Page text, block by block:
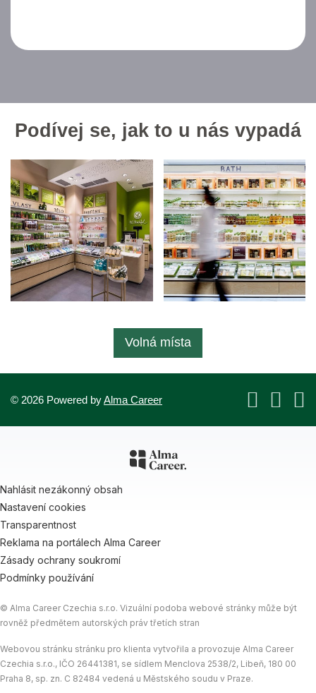
Podívej se, jak to u nás vypadá
Volná místa
© 2026 Powered byAlma Career
Nahlásit nezákonný obsah
Nastavení cookies
Transparentnost
Reklama na portálech Alma Career
Zásady ochrany soukromí
Podmínky používání
© Alma Career Czechia s.r.o. Vizuální podoba webové stránky může být
rovněž předmětem autorských práv třetích stran
Webovou stránku stránku pro klienta vytvořila a provozuje Alma Career
Czechia s.r.o., IČO 26441381, se sídlem Menclova 2538/2, Libeň, 180 00
Praha 8, sp. zn. C 82484 vedená u Městského soudu v Praze.